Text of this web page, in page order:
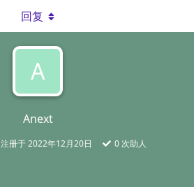
A
Anext
注册于2022年12月20日 0次助人
回复